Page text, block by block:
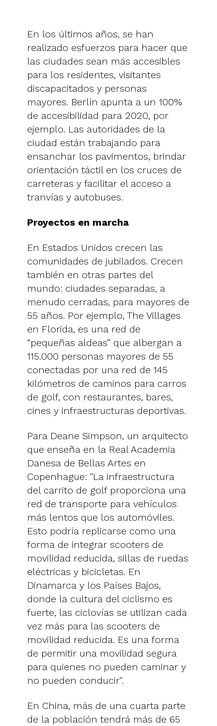
En los últimos años, se han
realizado esfuerzos para hacer que
las ciudades sean más accesibles
para los residentes, visitantes
discapacitados y personas
mayores. Berlín apunta a un 100%
de accesibilidad para 2020, por
ejemplo. Las autoridades de la
ciudad están trabajando para
ensanchar los pavimentos, brindar
orientación táctil en los cruces de
carreteras y facilitar el acceso a
tranvías y autobuses.
Proyectos en marcha
En Estados Unidos crecen las
comunidades de jubilados. Crecen
también en otras partes del
mundo: ciudades separadas, a
menudo cerradas, para mayores de
55 años. Por ejemplo, The Villages
en Florida, es una red de
“pequeñas aldeas” que albergan a
115.000 personas mayores de 55
conectadas por una red de 145
kilómetros de caminos para carros
de golf, con restaurantes, bares,
cines y infraestructuras deportivas.
Para Deane Simpson, un arquitecto
que enseña en la Real Academia
Danesa de Bellas Artes en
Copenhague: "La infraestructura
del carrito de golf proporciona una
red de transporte para vehículos
más lentos que los automóviles.
Esto podría replicarse como una
forma de integrar scooters de
movilidad reducida, sillas de ruedas
eléctricas y bicicletas. En
Dinamarca y los Países Bajos,
donde la cultura del ciclismo es
fuerte, las ciclovías se utilizan cada
vez más para las scooters de
movilidad reducida. Es una forma
de permitir una movilidad segura
para quienes no pueden caminar y
no pueden conducir".
En China, más de una cuarta parte
de la población tendrá más de 65